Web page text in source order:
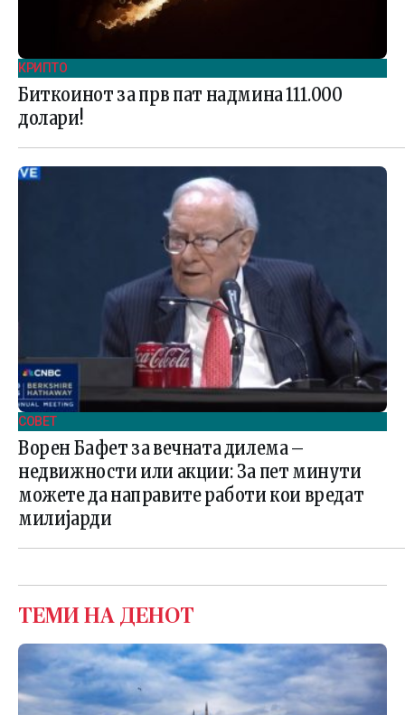
КРИПТО
Биткоинот за прв пат надмина 111.000
долари!
СОВЕТ
Ворен Бафет за вечната дилема –
недвижности или акции: За пет минути
можете да направите работи кои вредат
милијарди
ТЕМИ НА ДЕНОТ